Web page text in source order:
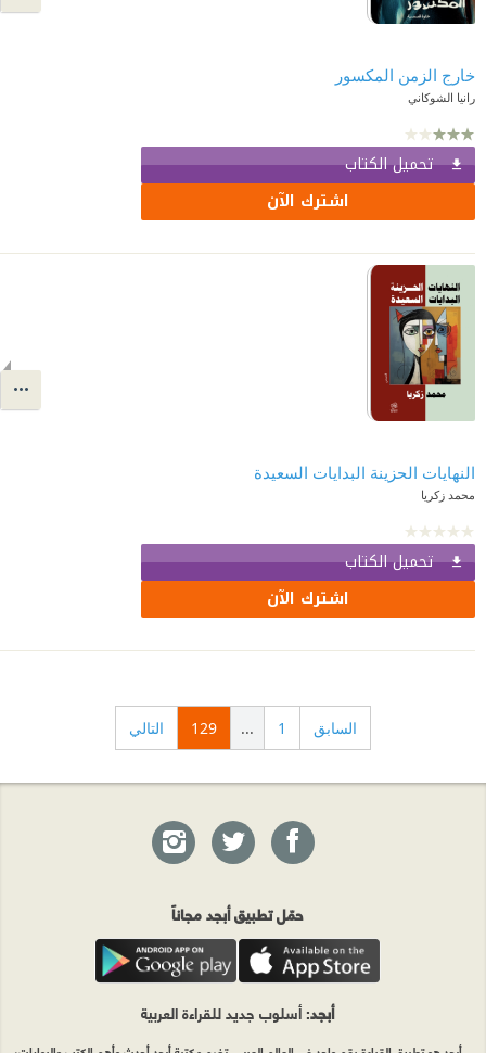
خارج الزمن المكسور
رانيا الشوكاني
تحميل الكتاب
اشترك الآن
النهايات الحزينة البدايات السعيدة
محمد زكريا
تحميل الكتاب
اشترك الآن
السابق 1
...
129 التالي
حمّل تطبيق أبجد مجاناً
أبجد: أسلوب جديد للقراءة العربية